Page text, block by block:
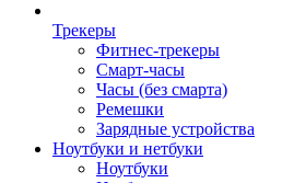
Трекеры
Фитнес-трекеры
Смарт-часы
Часы (без смарта)
Ремешки
Зарядные устройства
Ноутбуки и нетбуки
Ноутбуки